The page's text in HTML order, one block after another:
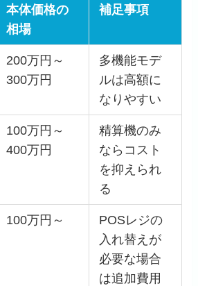
本体価格の
相場
補足事項
200万円～
300万円
多機能モデ
ルは高額に
なりやすい
100万円～
400万円
精算機のみ
ならコスト
を抑えられ
る
100万円～
POSレジの
入れ替えが
必要な場合
は追加費用